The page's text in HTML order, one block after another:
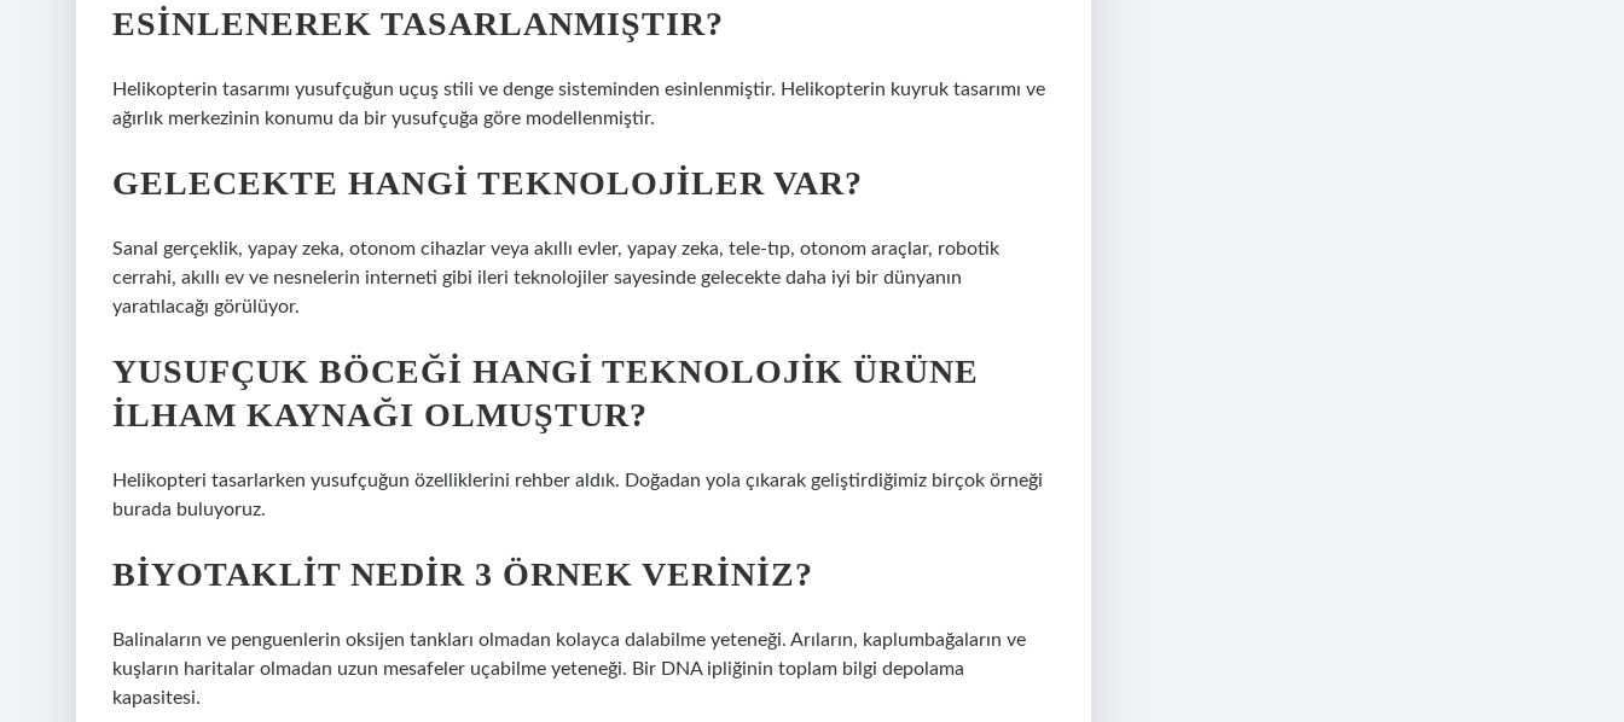
ESINLENEREK TASARLANMIŞTIR?
Helikopterin tasarımı yusufçuğun uçuş stili ve denge sisteminden esinlenmiştir. Helikopterin kuyruk tasarımı ve
ağırlık merkezinin konumu da bir yusufçuğa göre modellenmiştir.
GELECEKTE HANGI TEKNOLOJILER VAR?
Sanal gerçeklik, yapay zeka, otonom cihazlar veya akıllı evler, yapay zeka, tele-tıp, otonom araçlar, robotik
cerrahi, akıllı ev ve nesnelerin interneti gibi ileri teknolojiler sayesinde gelecekte daha iyi bir dünyanın
yaratılacağı görülüyor.
YUSUFÇUK BÖCEĞI HANGI TEKNOLOJIK ÜRÜNE
ILHAM KAYNAĞI OLMUŞTUR?
Helikopteri tasarlarken yusufçuğun özelliklerini rehber aldık. Doğadan yola çıkarak geliştirdiğimiz birçok örneği
burada buluyoruz.
BIYOTAKLIT NEDIR 3 ÖRNEK VERINIZ?
Balinaların ve penguenlerin oksijen tankları olmadan kolayca dalabilme yeteneği. Arıların, kaplumbağaların ve
kuşların haritalar olmadan uzun mesafeler uçabilme yeteneği. Bir DNA ipliğinin toplam bilgi depolama
kapasitesi.